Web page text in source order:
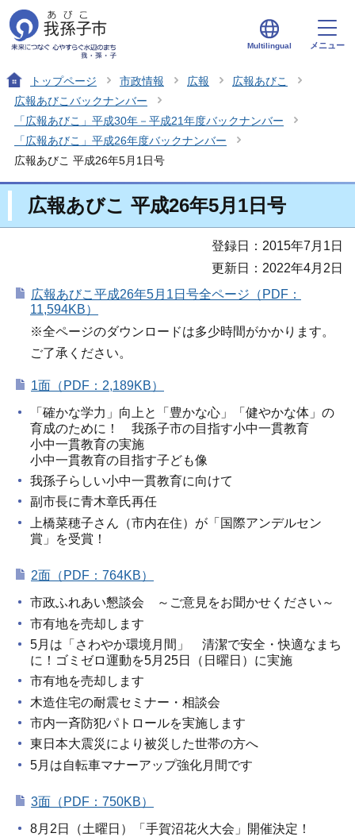
Multilingual メニュー
トップページ 市政情報 広報
広報あびこ
広報あびこバックナンバー
「広報あびこ」平成30年－平成21年度バックナンバー
「広報あびこ」平成26年度バックナンバー
広報あびこ 平成26年5月1日号
広報あびこ 平成26年5月1日号
登録日：2015年7月1日
更新日：2022年4月2日
広報あびこ平成26年5月1日号全ページ（PDF：
11,594KB）
※全ページのダウンロードは多少時間がかかります。
ご了承ください。
1面（PDF：2,189KB）
「確かな学力」向上と「豊かな心」「健やかな体」の
育成のために！ 我孫子市の目指す小中一貫教育
小中一貫教育の実施
小中一貫教育の目指す子ども像
我孫子らしい小中一貫教育に向けて
副市長に青木章氏再任
上橋菜穂子さん（市内在住）が「国際アンデルセン
賞」を受賞！
2面（PDF：764KB）
市政ふれあい懇談会 ～ご意見をお聞かせください～
市有地を売却します
5月は「さわやか環境月間」 清潔で安全・快適なまち
に！ゴミゼロ運動を5月25日（日曜日）に実施
市有地を売却します
木造住宅の耐震セミナー・相談会
市内一斉防犯パトロールを実施します
東日本大震災により被災した世帯の方へ
5月は自転車マナーアップ強化月間です
3面（PDF：750KB）
8月2日（土曜日）「手賀沼花火大会」開催決定！